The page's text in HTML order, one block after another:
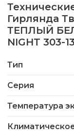
Гирлянда
ТЕПЛЫЙ
NIGHT 303-
Тип
Серия
Температура